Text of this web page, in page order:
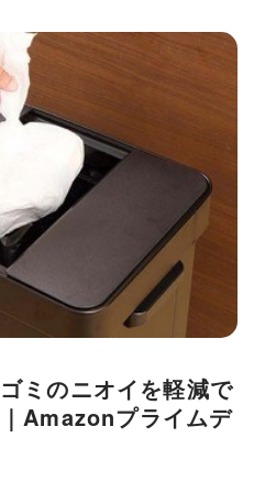
ミのニオイを軽減で
Amazonプライムデ